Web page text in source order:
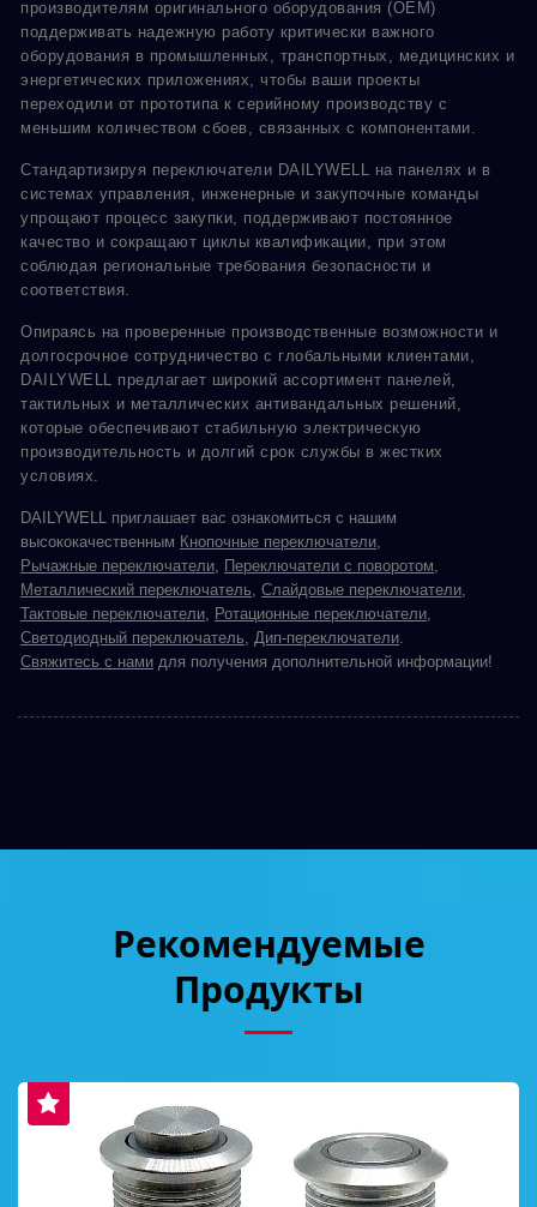
производителям оригинального оборудования (OEM)
поддерживать надежную работу критически важного
оборудования в промышленных, транспортных, медицинских и
энергетических приложениях, чтобы ваши проекты
переходили от прототипа к серийному производству с
меньшим количеством сбоев, связанных с компонентами.
Стандартизируя переключатели DAILYWELL на панелях и в
системах управления, инженерные и закупочные команды
упрощают процесс закупки, поддерживают постоянное
качество и сокращают циклы квалификации, при этом
соблюдая региональные требования безопасности и
соответствия.
Опираясь на проверенные производственные возможности и
долгосрочное сотрудничество с глобальными клиентами,
DAILYWELL предлагает широкий ассортимент панелей,
тактильных и металлических антивандальных решений,
которые обеспечивают стабильную электрическую
производительность и долгий срок службы в жестких
условиях.
DAILYWELL приглашает вас ознакомиться с нашим
высококачественным Кнопочные переключатели
Рычажные переключатели
Переключатели с поворотом
Металлический переключатель Слайдовые переключатели
Тактовые переключатели
Ротационные переключатели
Светодиодный переключатель
Дип-переключатели
Свяжитесь с нами для получения дополнительной информации!
Рекомендуемые
Продукты